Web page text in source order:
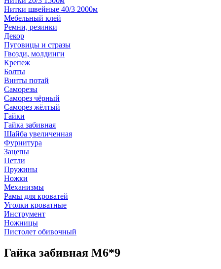
Нитки швейные 40/3 2000м
Мебельный клей
Ремни, резинки
Декор
Пуговицы и стразы
Гвозди, молдинги
Крепеж
Болты
Винты потай
Саморезы
Саморез чёрный
Саморез жёлтый
Гайки
Гайка забивная
Шайба увеличенная
Фурнитура
Зацепы
Петли
Пружины
Ножки
Механизмы
Рамы для кроватей
Уголки кроватные
Инструмент
Ножницы
Пистолет обивочный
Гайка забивная М6*9